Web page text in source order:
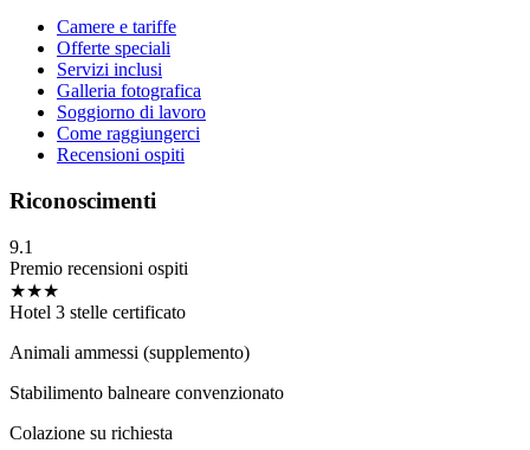
Camere e tariffe
Offerte speciali
Servizi inclusi
Galleria fotografica
Soggiorno di lavoro
Come raggiungerci
Recensioni ospiti
Riconoscimenti
9.1
Premio recensioni ospiti
★★★
Hotel 3 stelle certificato
Animali ammessi (supplemento)
Stabilimento balneare convenzionato
Colazione su richiesta